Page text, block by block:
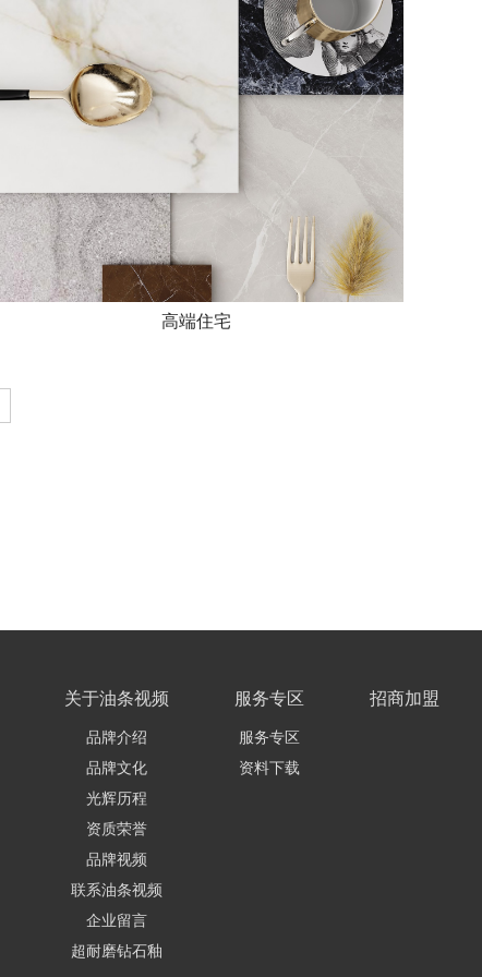
高端住宅
关于油条视频
品牌介绍
品牌文化
光辉历程
资质荣誉
品牌视频
联系油条视频
企业留言
超耐磨钻石釉
服务专区
服务专区
资料下载
招商加盟